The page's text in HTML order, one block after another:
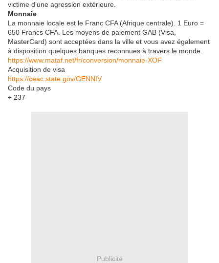
victime d’une agression extérieure.
Monnaie
La monnaie locale est le Franc CFA (Afrique centrale). 1 Euro =
650 Francs CFA. Les moyens de paiement GAB (Visa,
MasterCard) sont acceptées dans la ville et vous avez également
à disposition quelques banques reconnues à travers le monde.
https://www.mataf.net/fr/conversion/monnaie-XOF
Acquisition de visa
https://ceac.state.gov/GENNIV
Code du pays
+ 237
Publicité